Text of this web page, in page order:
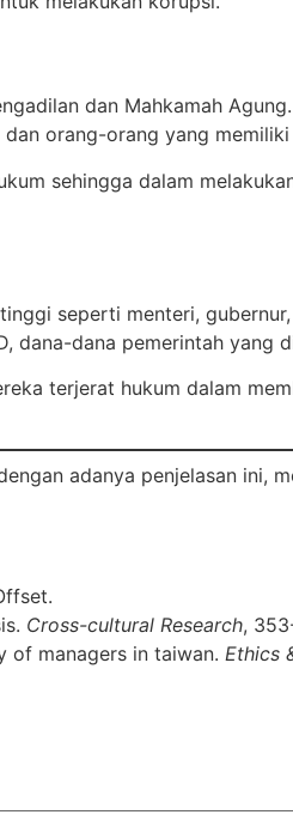
dan Mahkamah
orang-orang yang
sehingga dalam
seperti menteri,
dana-dana pemerintah yang
terjerat hukum dalam
adanya penjelasan ini,
Cross-cultural Research,
of managers in taiwan. Ethics